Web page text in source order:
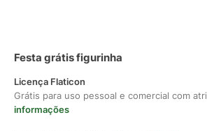
Festa grátis figurinha
Licença Flaticon
Grátis para uso pessoal e comercial com
informações